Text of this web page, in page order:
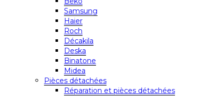
Samsung
Haier
Roch
Décakila
Deska
Binatone
Midea
Pièces détachées
Réparation et pièces détachées